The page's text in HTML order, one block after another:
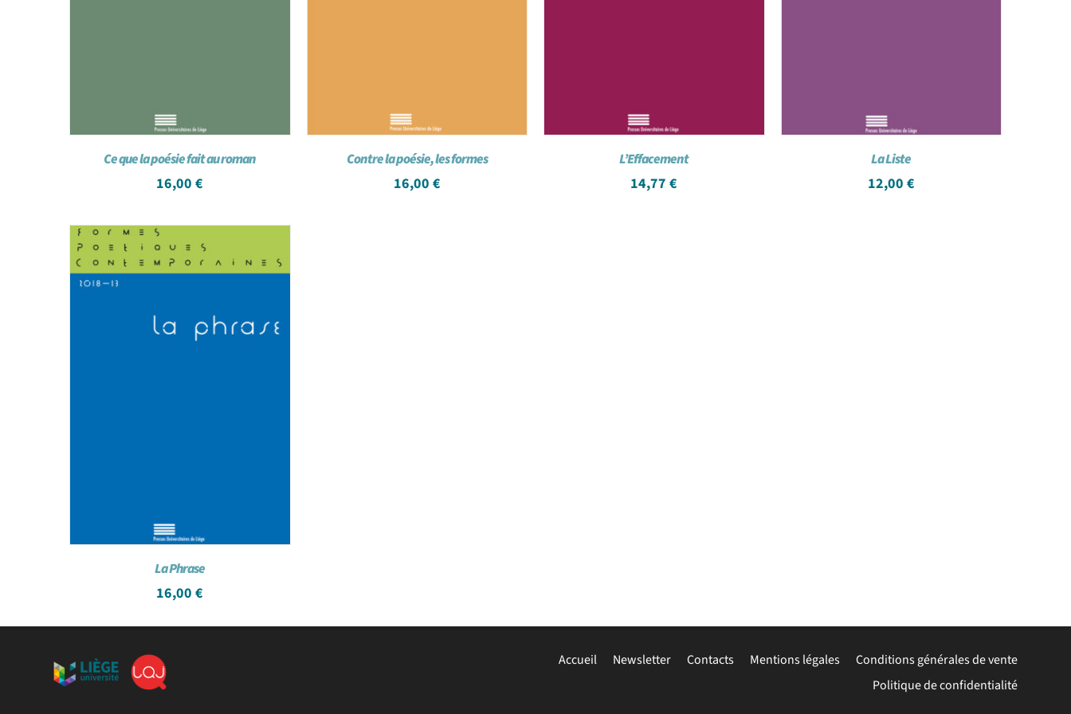
Ce que la poésie fait au roman
16,00€
Contre la poésie, les formes
16,00 €
L’Effacement
14,77€
La Liste
12,00 €
La Phrase
16,00€
Accueil Newsletter Contacts Mentions légales
Conditions générales de vente
Politique de confidentialité